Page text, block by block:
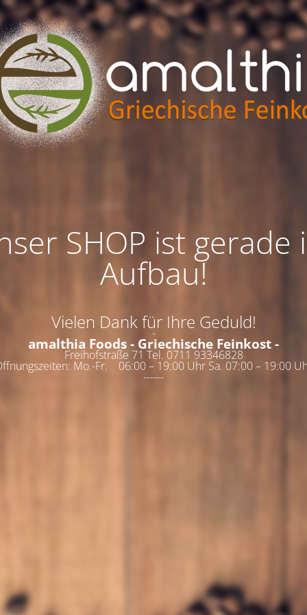
SHOP ist gerade
Aufbau!
Vielen Dank für Ihre Geduld!
-
amalthia Foods - Griechische Feinkost -
Freihofstraße 71 Tel. 0711 93346828
Mo.-Fr. 06:00 – 19:00 Uhr Sa. 07:00 – 19:00
------